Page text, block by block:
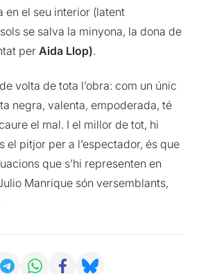
en el seu interior (latent
se salva la minyona, la dona de
perAida Llop).
volta de tota l’obra: com un únic
negra, valenta, empoderada, té
el mal. I el millor de tot, hi
el pitjor per a l’espectador, és que
que s’hi representen en
Manrique són versemblants,